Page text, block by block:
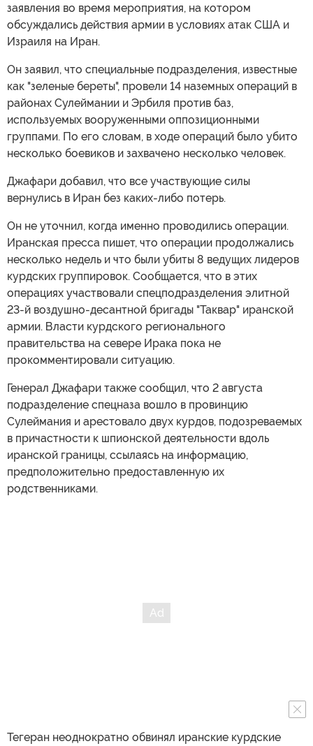
заявления во время мероприятия, на котором
обсуждались действия армии в условиях атак США и
Израиля на Иран.
Он заявил, что специальные подразделения, известные
как "зеленые береты", провели 14 наземных операций в
районах Сулеймании и Эрбиля против баз,
используемых вооруженными оппозиционными
группами. По его словам, в ходе операций было убито
несколько боевиков и захвачено несколько человек.
Джафари добавил, что все участвующие силы
вернулись в Иран без каких-либо потерь.
Он не уточнил, когда именно проводились операции.
Иранская пресса пишет, что операции продолжались
несколько недель и что были убиты 8 ведущих лидеров
курдских группировок. Сообщается, что в этих
операциях участвовали спецподразделения элитной
23-й воздушно-десантной бригады "Таквар" иранской
армии. Власти курдского регионального
правительства на севере Ирака пока не
прокомментировали ситуацию.
Генерал Джафари также сообщил, что 2 августа
подразделение спецназа вошло в провинцию
Сулеймания и арестовало двух курдов, подозреваемых
в причастности к шпионской деятельности вдоль
иранской границы, ссылаясь на информацию,
предположительно предоставленную их
родственниками.
Тегеран неоднократно обвинял иранские курдские